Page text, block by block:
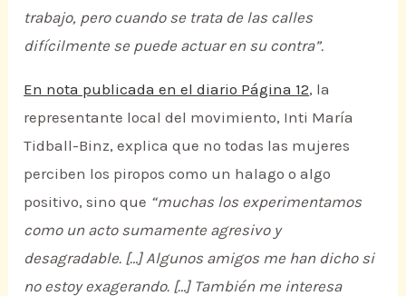
trabajo, pero cuando se trata de las calles
difícilmente se puede actuar en su contra”.
En nota publicada en el diario Página 12, la
representante local del movimiento, Inti María
Tidball-Binz, explica que no todas las mujeres
perciben los piropos como un halago o algo
positivo, sino que “muchas los experimentamos
como un acto sumamente agresivo y
desagradable. […] Algunos amigos me han dicho si
no estoy exagerando. […] También me interesa